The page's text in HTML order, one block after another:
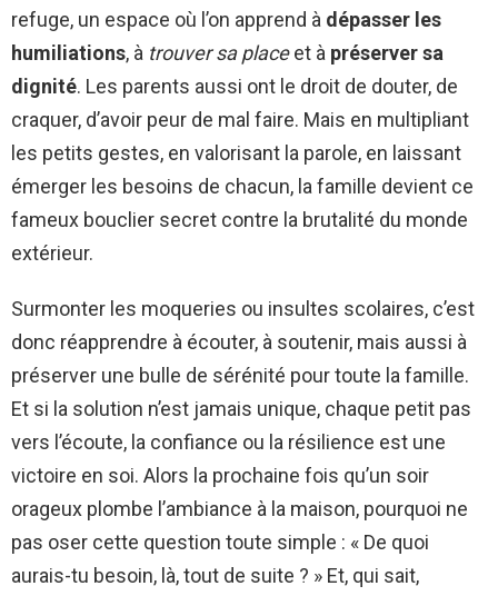
refuge, un espace où l’on apprend à dépasser les
humiliations, à trouver sa placeet à préserver sa
dignité. Les parents aussi ont le droit de douter, de
craquer, d’avoir peur de mal faire. Mais en multipliant
les petits gestes, en valorisant la parole, en laissant
émerger les besoins de chacun, la famille devient ce
fameux bouclier secret contre la brutalité du monde
extérieur.
Surmonter les moqueries ou insultes scolaires, c’est
donc réapprendre à écouter, à soutenir, mais aussi à
préserver une bulle de sérénité pour toute la famille.
Et si la solution n’est jamais unique, chaque petit pas
vers l’écoute, la confiance ou la résilience est une
victoire en soi. Alors la prochaine fois qu’un soir
orageux plombe l’ambiance à la maison, pourquoi ne
pas oser cette question toute simple : « De quoi
aurais-tu besoin, là, tout de suite ? » Et, qui sait,